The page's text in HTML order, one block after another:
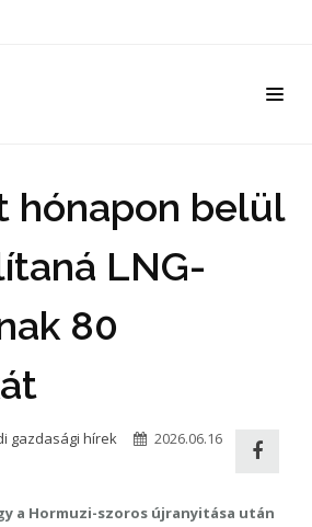
hónapon belül
LNG-
80
gazdasági hírek
2026.06.16
a Hormuzi-szoros újranyitása után